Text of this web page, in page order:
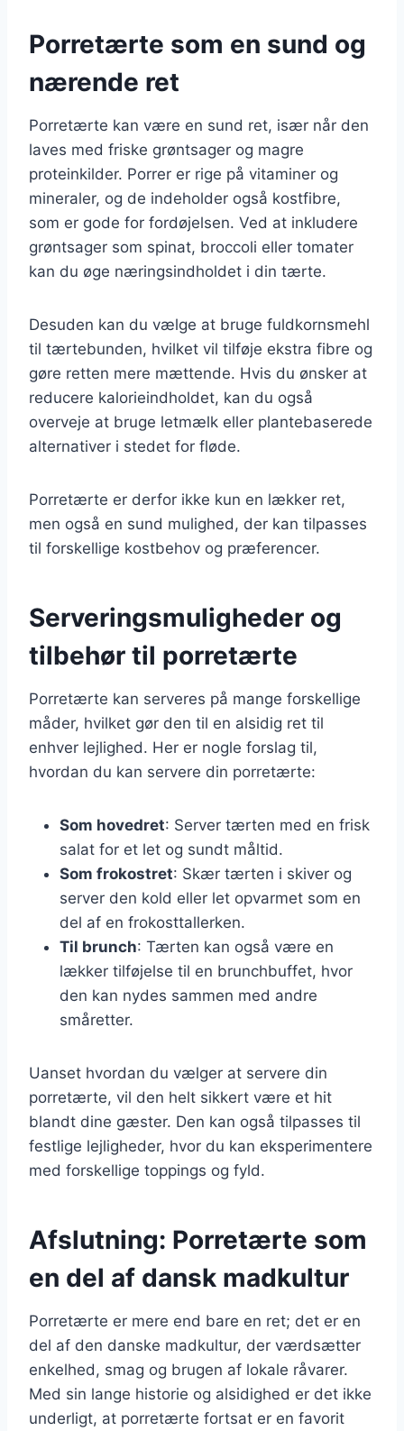
Porretærte som en sund og
nærende ret
Porretærte kan være en sund ret, især når den
laves med friske grøntsager og magre
proteinkilder. Porrer er rige på vitaminer og
mineraler, og de indeholder også kostfibre,
som er gode for fordøjelsen. Ved at inkludere
grøntsager som spinat, broccoli eller tomater
kan du øge næringsindholdet i din tærte.
Desuden kan du vælge at bruge fuldkornsmehl
til tærtebunden, hvilket vil tilføje ekstra fibre og
gøre retten mere mættende. Hvis du ønsker at
reducere kalorieindholdet, kan du også
overveje at bruge letmælk eller plantebaserede
alternativer i stedet for fløde.
Porretærte er derfor ikke kun en lækker ret,
men også en sund mulighed, der kan tilpasses
til forskellige kostbehov og præferencer.
Serveringsmuligheder og
tilbehør til porretærte
Porretærte kan serveres på mange forskellige
måder, hvilket gør den til en alsidig ret til
enhver lejlighed. Her er nogle forslag til,
hvordan du kan servere din porretærte:
Som hovedret: Server tærten med en frisk
salat for et let og sundt måltid.
Som frokostret: Skær tærten i skiver og
server den kold eller let opvarmet som en
del af en frokosttallerken.
Til brunch: Tærten kan også være en
lækker tilføjelse til en brunchbuffet, hvor
den kan nydes sammen med andre
småretter.
Uanset hvordan du vælger at servere din
porretærte, vil den helt sikkert være et hit
blandt dine gæster. Den kan også tilpasses til
festlige lejligheder, hvor du kan eksperimentere
med forskellige toppings og fyld.
Afslutning: Porretærte som
en del af dansk madkultur
Porretærte er mere end bare en ret; det er en
del af den danske madkultur, der værdsætter
enkelhed, smag og brugen af lokale råvarer.
Med sin lange historie og alsidighed er det ikke
underligt, at porretærte fortsat er en favorit